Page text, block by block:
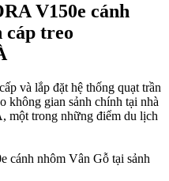
V150e cánh
cáp treo
và lắp đặt hệ thống quạt trần
gian sảnh chính tại nhà
trong những điểm du lịch
cánh nhôm Vân Gỗ tại sảnh